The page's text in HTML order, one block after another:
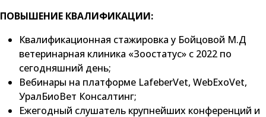
ПОВЫШЕНИЕ КВАЛИФИКАЦИИ:
Квалификационная стажировка у Бойцовой М.Д
ветеринарная клиника «Зоостатус» с 2022 по
сегодняшний день;
Вебинары на платформе LafeberVet, WebExoVet,
УралБиоВет Консалтинг;
Ежегодный слушатель крупнейших конференций и